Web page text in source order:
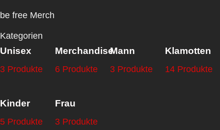
be free Merch
Kategorien
Unisex
3 Produkte
Merchandise
6 Produkte
Mann
3 Produkte
Klamotten
14 Produkte
Kinder
5 Produkte
Frau
3 Produkte